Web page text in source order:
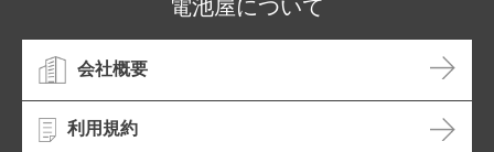
電池屋について
会社概要
利用規約